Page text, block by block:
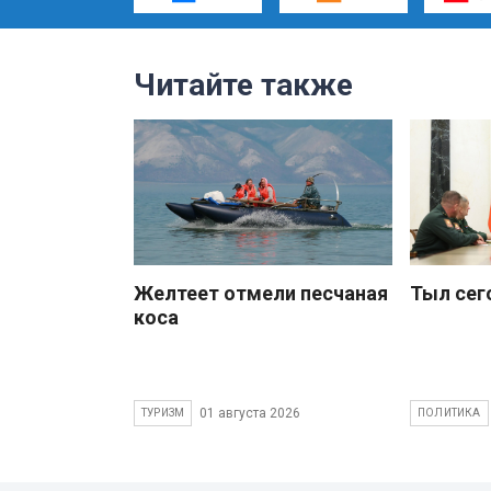
Читайте также
Желтеет отмели песчаная
коса
ТУРИЗМ 01 августа 2026
Тыл
ПОЛИТИКА